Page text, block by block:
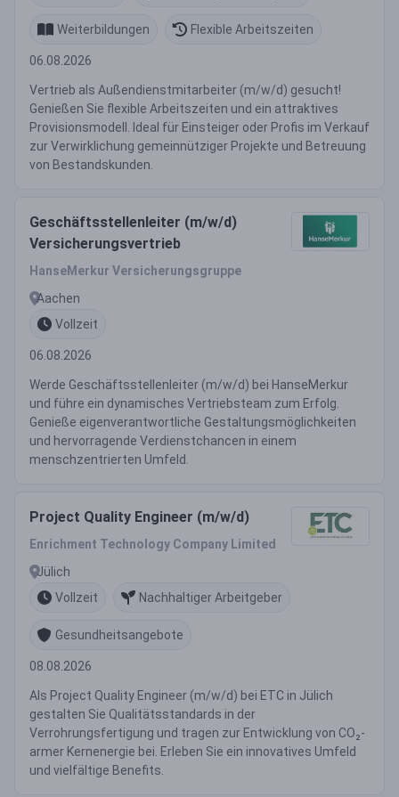
Weiterbildungen Flexible Arbeitszeiten
06.08.2026
Vertrieb als Außendienstmitarbeiter (m/w/d) gesucht!
Genießen Sie flexible Arbeitszeiten und ein attraktives
Provisionsmodell. Ideal für Einsteiger oder Profis im Verkauf
zur Verwirklichung gemeinnütziger Projekte und Betreuung
von Bestandskunden.
Geschäftsstellenleiter (m/w/d)
Versicherungsvertrieb
HanseMerkur Versicherungsgruppe
Aachen
Vollzeit
06.08.2026
Werde Geschäftsstellenleiter (m/w/d) bei HanseMerkur
und führe ein dynamisches Vertriebsteam zum Erfolg.
Genieße eigenverantwortliche Gestaltungsmöglichkeiten
und hervorragende Verdienstchancen in einem
menschzentrierten Umfeld.
Project Quality Engineer (m/w/d)
Enrichment Technology Company Limited
Jülich
Vollzeit
Nachhaltiger Arbeitgeber
Gesundheitsangebote
08.08.2026
Als Project Quality Engineer (m/w/d) bei ETC in Jülich
gestalten Sie Qualitätsstandards in der
Verrohrungsfertigung und tragen zur Entwicklung von CO₂-
armer Kernenergie bei. Erleben Sie ein innovatives Umfeld
und vielfältige Benefits.